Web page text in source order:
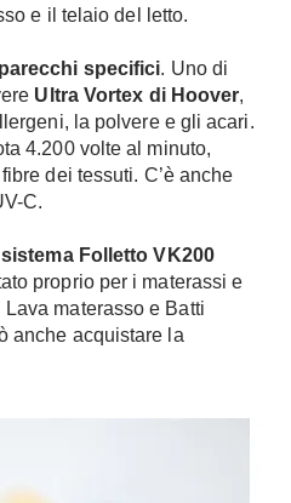
e il telaio del letto.
specifici. Uno di
Ultra Vortex di Hoover,
la polvere e gli acari.
4.200 volte al minuto,
dei tessuti. C’è anche
C.
sistema Folletto VK200
proprio per i materassi e
materasso e Batti
anche acquistare la